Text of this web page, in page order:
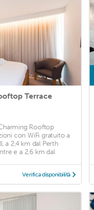
Terrace
Rooftop
con WiFi gratuito a
a 2,4 km dal Perth
e a 2,6 km dal
Verifica disponibilità